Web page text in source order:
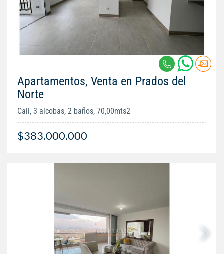
Apartamentos, Venta en Prados del
Norte
Cali, 3 alcobas, 2 baños, 70,00mts2
$383.000.000